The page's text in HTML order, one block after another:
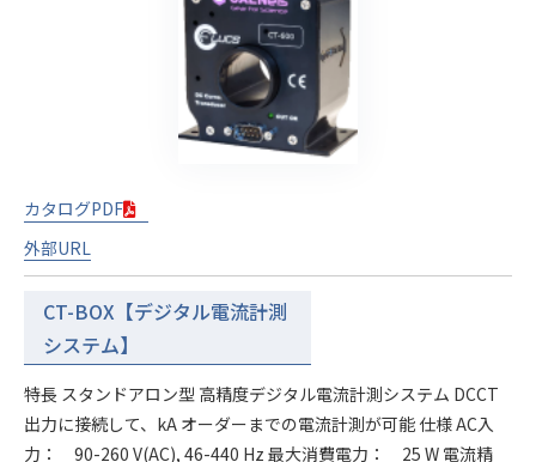
カタログPDF
外部URL
CT-BOX【デジタル電流計測
システム】
特長 スタンドアロン型 高精度デジタル電流計測システム DCCT
出力に接続して、kA オーダーまでの電流計測が可能 仕様 AC入
力： 90-260 V(AC), 46-440 Hz 最大消費電力： 25 W 電流精